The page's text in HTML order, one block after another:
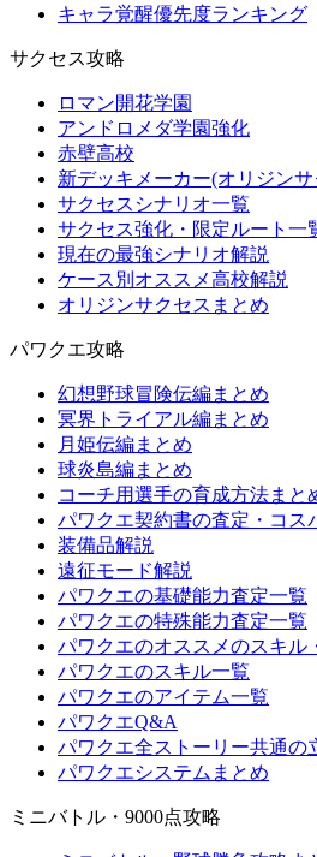
キャラ覚醒優先度ランキング
サクセス攻略
ロマン開花学園
アンドロメダ学園強化
赤壁高校
新デッキメーカー(オリジン
サクセスシナリオ一覧
サクセス強化・限定ルート一
現在の最強シナリオ解説
ケース別オススメ高校解説
オリジンサクセスまとめ
パワクエ攻略
幻想野球冒険伝編まとめ
冥界トライアル編まとめ
月姫伝編まとめ
球炎島編まとめ
コーチ用選手の育成方法まと
パワクエ契約書の査定・コス
装備品解説
遠征モード解説
パワクエの基礎能力査定一覧
パワクエの特殊能力査定一覧
パワクエのオススメのスキル
パワクエのスキル一覧
パワクエのアイテム一覧
パワクエQ&A
パワクエ全ストーリー共通の
パワクエシステムまとめ
ミニバトル・9000点攻略